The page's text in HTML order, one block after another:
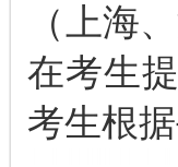
（上海
在考生
考生根